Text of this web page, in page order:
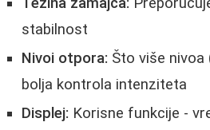
stabilnost
Nivoi otpora: Što više nivoa
bolja kontrola intenziteta
Displej: Korisne funkcije -